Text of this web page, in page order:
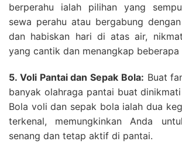
berperahu ialah pilihan yang
sewa perahu atau bergabung
dan habiskan hari di atas air,
yang cantik dan menangkap beberapa
5. Voli Pantai dan Sepak Bola: Buat
banyak olahraga pantai buat
Bola voli dan sepak bola ialah dua
terkenal, memungkinkan Anda
senang dan tetap aktif di pantai.